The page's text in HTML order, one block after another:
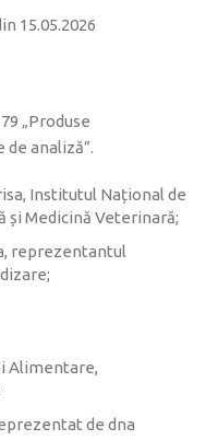
15.05.2026
„Produse
analiză”.
Institutul Național de
și Medicină Veterinară;
reprezentantul
Alimentare,
de dna